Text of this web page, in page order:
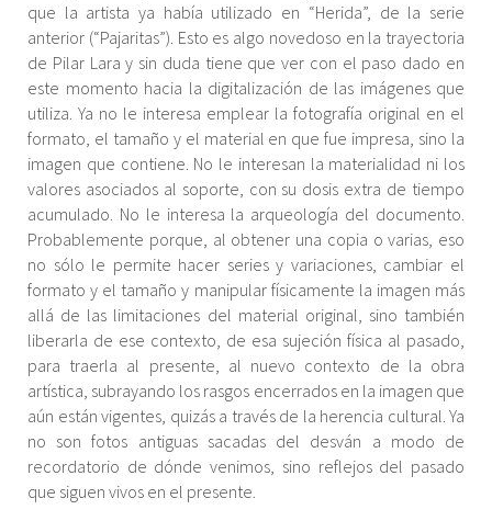
que la artista ya había utilizado en “Herida”, de la serie
anterior (“Pajaritas”). Esto es algo novedoso en la trayectoria
de Pilar Lara y sin duda tiene que ver con el paso dado en
este momento hacia la digitalización de las imágenes que
utiliza. Ya no le interesa emplear la fotografía original en el
formato, el tamaño y el material en que fue impresa, sino la
imagen que contiene. No le interesan la materialidad ni los
valores asociados al soporte, con su dosis extra de tiempo
acumulado. No le interesa la arqueología del documento.
Probablemente porque, al obtener una copia o varias, eso
no sólo le permite hacer series y variaciones, cambiar el
formato y el tamaño y manipular físicamente la imagen más
allá de las limitaciones del material original, sino también
liberarla de ese contexto, de esa sujeción física al pasado,
para traerla al presente, al nuevo contexto de la obra
artística, subrayando los rasgos encerrados en la imagen que
aún están vigentes, quizás a través de la herencia cultural. Ya
no son fotos antiguas sacadas del desván a modo de
recordatorio de dónde venimos, sino reflejos del pasado
que siguen vivos en el presente.